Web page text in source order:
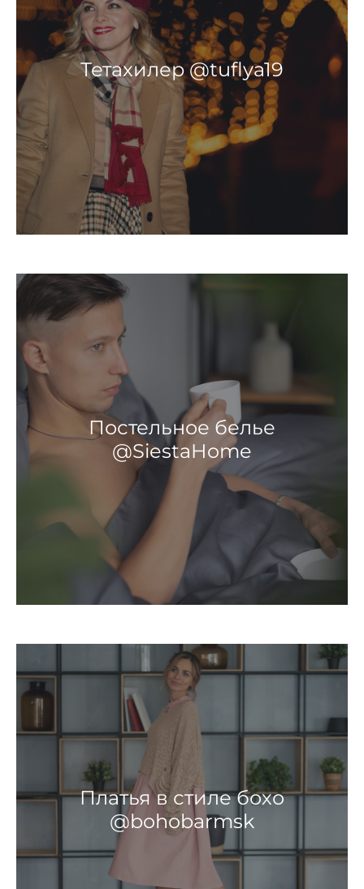
Тетахилер @tuflya19
Постельное белье
@SiestaHome
Платья в стиле бохо
@bohobarmsk